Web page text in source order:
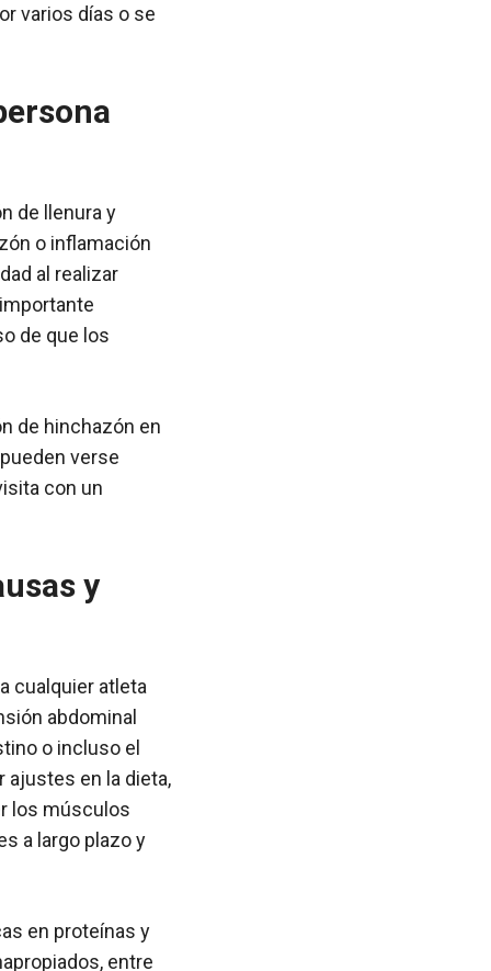
varios días o se
de llenura y
o inflamación
al realizar
de que los
de hinchazón en
verse
con un
y
cualquier atleta
abdominal
o incluso el
en la dieta,
los músculos
a largo plazo y
en proteínas y
entre